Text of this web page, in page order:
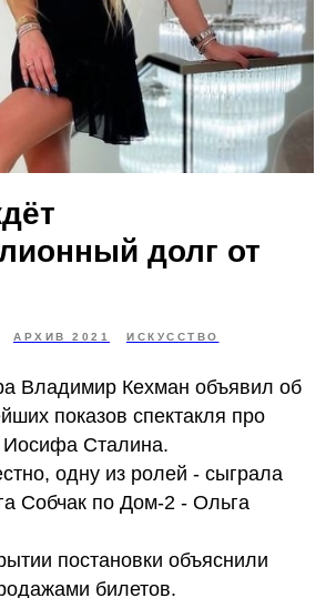
долг от
АРХИВ 2021 ИСКУССТВО
Владимир Кехман объявил об
показов спектакля про
Сталина.
одну из ролей - сыграла
Собчак по Дом-2 - Ольга
постановки объяснили
билетов.